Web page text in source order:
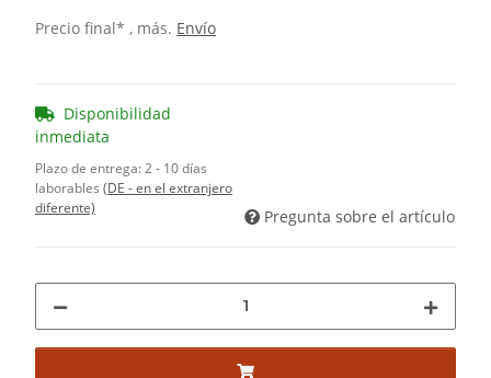
Precio final* , más. Envío
Disponibilidad
inmediata
Plazo de entrega:2 - 10 días
laborables (DE - en el extranjero
diferente)
Pregunta sobre el artículo